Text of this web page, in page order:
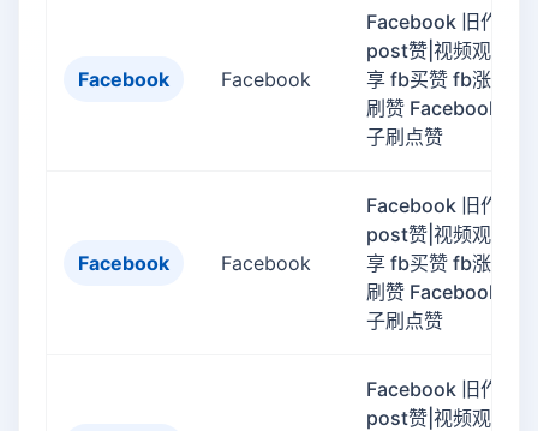
Facebook Facebook
Facebook 旧作品
post赞|视频观看|分
享 fb买赞 fb涨赞 fb
刷赞 Facebook帖
子刷点赞
Facebook Facebook
Facebook 旧作品
post赞|视频观看|分
享 fb买赞 fb涨赞 fb
刷赞 Facebook帖
子刷点赞
Facebook 旧作品
post赞|视频观看|分